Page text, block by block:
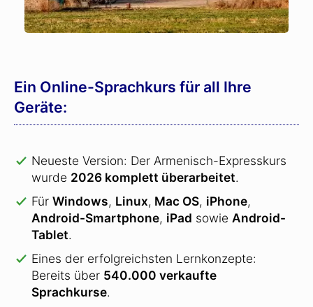
Ein Online-Sprachkurs für all Ihre
Geräte:
Neueste Version: Der Armenisch-Expresskurs
wurde 2026 komplett überarbeitet.
Für Windows, Linux, Mac OS, iPhone,
Android-Smartphone, iPad sowie Android-
Tablet.
Eines der erfolgreichsten Lernkonzepte:
Bereits über 540.000 verkaufte
Sprachkurse.